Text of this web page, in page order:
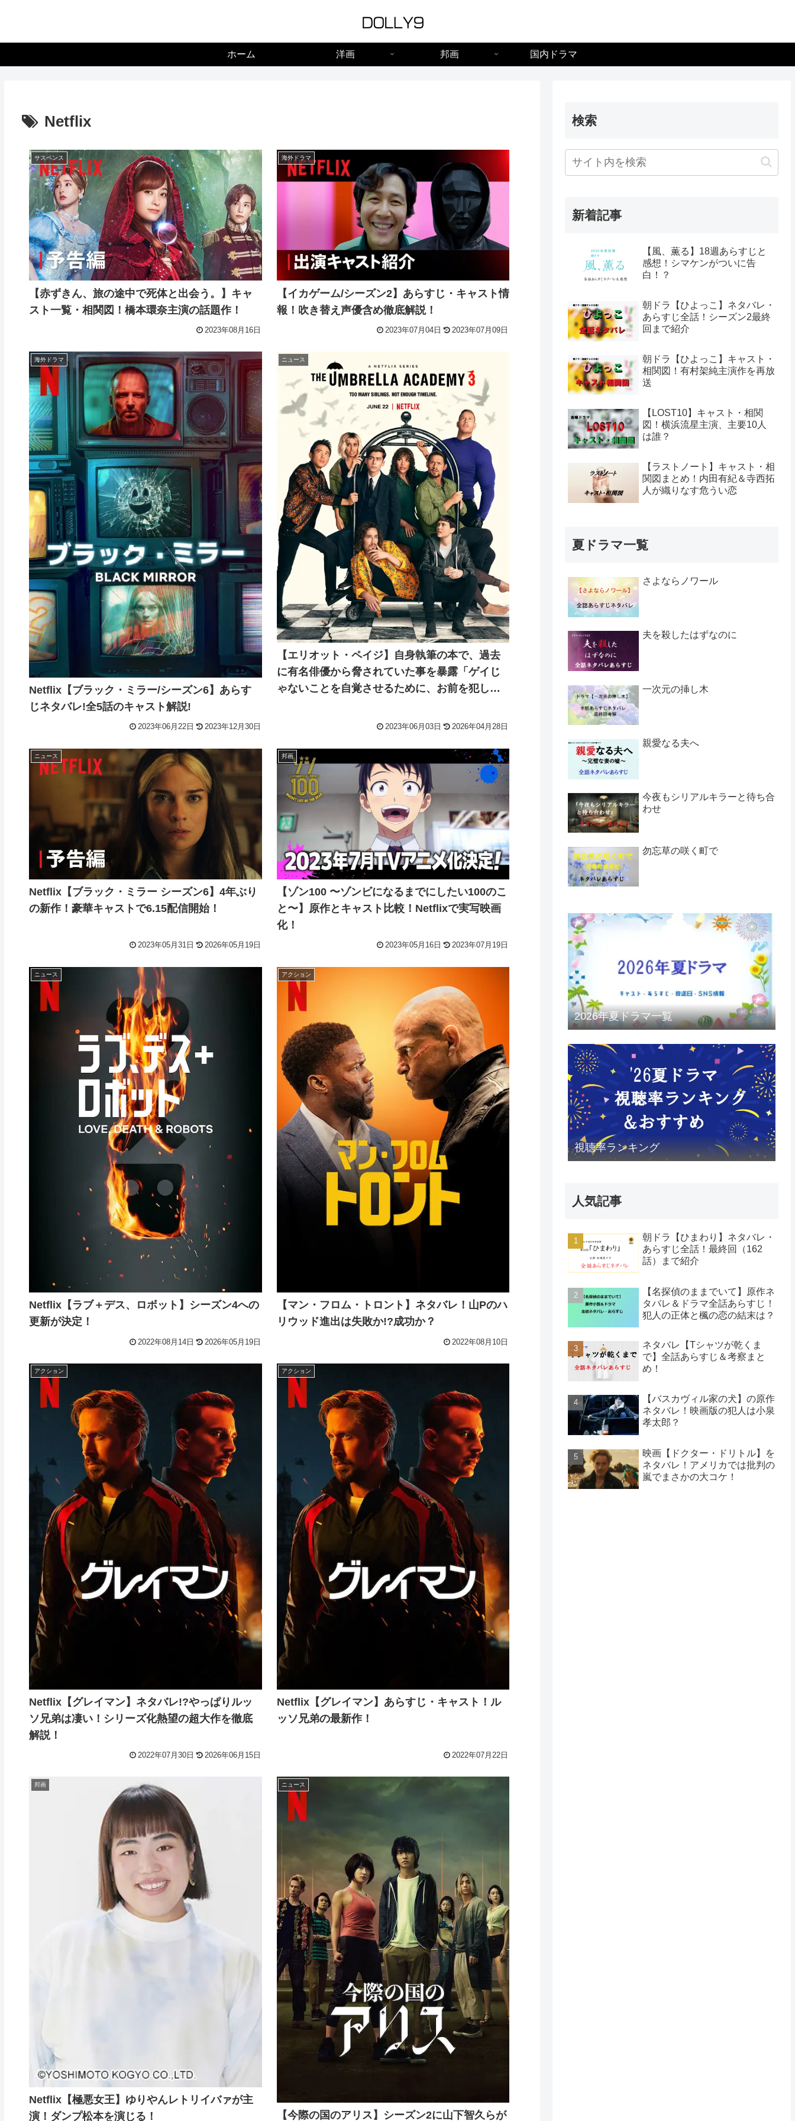
ホーム 洋画 邦画 国内ドラマ
Netflix
サスペンス
【赤ずきん、旅の途中で死体と出会う。】キャ
スト一覧・相関図！橋本環奈主演の話題作！
2023年08月16日
海外ドラマ
【イカゲーム/シーズン2】あらすじ・キャスト情
報！吹き替え声優含め徹底解説！
2023年07月04日 2023年07月09日
海外ドラマ
Netflix【ブラック・ミラー/シーズン6】あらす
じネタバレ!全5話のキャスト解説!
2023年06月22日 2023年12月30日
ニュース
【エリオット・ペイジ】自身執筆の本で、過去
に有名俳優から脅されていた事を暴露「ゲイじ
ゃないことを自覚させるために、お前を犯して
2023年06月03日 2026年04月28日
ニュース
Netflix【ブラック・ミラー シーズン6】4年ぶり
の新作！豪華キャストで6.15配信開始！
2023年05月31日 2026年05月19日
邦画
【ゾン100 〜ゾンビになるまでにしたい100のこ
と〜】原作とキャスト比較！Netflixで実写映画
化！
2023年05月16日 2023年07月19日
ニュース
Netflix【ラブ＋デス、ロボット】シーズン4への
更新が決定！
2022年08月14日 2026年05月19日
アクション
【マン・フロム・トロント】ネタバレ！山Pのハ
リウッド進出は失敗か!?成功か？
2022年08月10日
アクション
Netflix【グレイマン】ネタバレ!?やっぱりルッ
ソ兄弟は凄い！シリーズ化熱望の超大作を徹底
解説！
2022年07月30日 2026年06月15日
アクション
Netflix【グレイマン】あらすじ・キャスト！ル
ッソ兄弟の最新作！
2022年07月22日
邦画
Netflix【極悪女王】ゆりやんレトリイバァが主
演！ダンプ松本を演じる！
ニュース
【今際の国のアリス】シーズン2に山下智久らが
検索
新着記事
【風、薫る】18週あらすじと
感想！シマケンがついに告
白！？
朝ドラ【ひよっこ】ネタバレ・
あらすじ全話！シーズン2最終
回まで紹介
朝ドラ【ひよっこ】キャスト・
相関図！有村架純主演作を再放
送
【LOST10】キャスト・相関
図！横浜流星主演、主要10人
は誰？
【ラストノート】キャスト・相
関図まとめ！内田有紀＆寺西拓
人が織りなす危うい恋
夏ドラマ一覧
さよならノワール
夫を殺したはずなのに
一次元の挿し木
親愛なる夫へ
今夜もシリアルキラーと待ち合
わせ
勿忘草の咲く町で
2026年夏ドラマ一覧
視聴率ランキング
人気記事
朝ドラ【ひまわり】ネタバレ・
あらすじ全話！最終回（162
話）まで紹介
【名探偵のままでいて】原作ネ
タバレ＆ドラマ全話あらすじ！
犯人の正体と楓の恋の結末は？
ネタバレ【Tシャツが乾くま
で】全話あらすじ＆考察まと
め！
【バスカヴィル家の犬】の原作
ネタバレ！映画版の犯人は小泉
孝太郎？
映画【ドクター・ドリトル】を
ネタバレ！アメリカでは批判の
嵐でまさかの大コケ！